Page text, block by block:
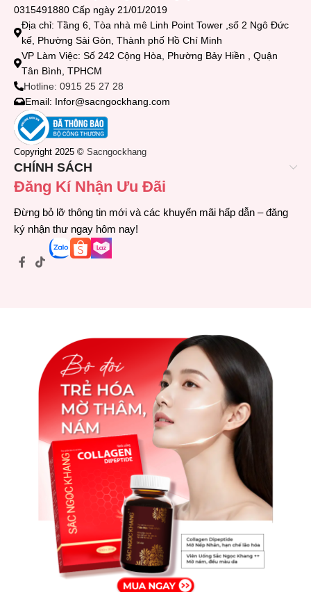
0315491880 Cấp ngày 21/01/2019
Địa chỉ: Tầng 6, Tòa nhà mê Linh Point Tower ,số 2 Ngô Đức
kế, Phường Sài Gòn, Thành phố Hồ Chí Minh
VP Làm Việc: Số 242 Cộng Hòa, Phường Bảy Hiền , Quận
Tân Bình, TPHCM
Hotline: 0915 25 27 28
Email: Infor@sacngockhang.com
Copyright 2025 © Sacngockhang
CHÍNH SÁCH
Đăng Kí Nhận Ưu Đãi
Đừng bỏ lỡ thông tin mới và các khuyến mãi hấp dẫn – đăng
ký nhận thư ngay hôm nay!